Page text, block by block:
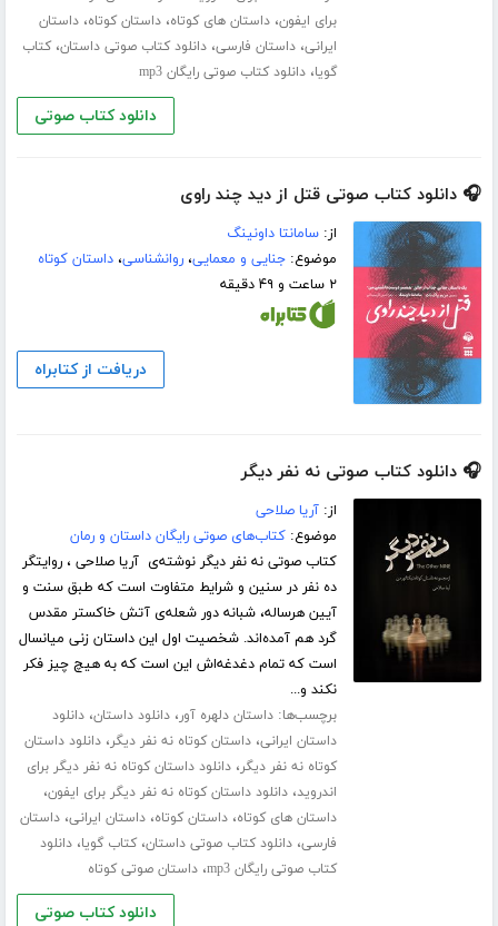
برای ایفون،داستان های کوتاه،داستان کوتاه،داستان
ایرانی،داستان فارسی،دانلود کتاب صوتی داستان،کتاب
گویا،دانلود کتاب صوتی رایگان mp3
دانلود کتاب صوتی
🎧 دانلود کتاب صوتی قتل از دید چند راوی
از:سامانتا داونینگ
موضوع:جنایی و معمایی،روانشناسی،داستان کوتاه
۲ ساعت و ۴۹ دقیقه
دریافت از کتابراه
🎧 دانلود کتاب صوتی نه نفر دیگر
از:آریا صلاحی
موضوع:کتاب‌های صوتی رایگان داستان و رمان
کتاب صوتی نه نفر دیگر نوشته‌ی آریا صلاحی ، روایتگر
ده نفر در سنین و شرایط متفاوت است که طبق سنت و
آیین هرساله، شبانه دور شعله‌ی آتش خاکستر مقدس
گرد هم آمده‌اند. شخصیت اول این داستان زنی میانسال
است که تمام دغدغه‌اش این است که به هیچ چیز فکر
نکند و...
برچسب‌ها:داستان دلهره آور،دانلود داستان،دانلود
داستان ایرانی،داستان کوتاه نه نفر دیگر،دانلود داستان
کوتاه نه نفر دیگر،دانلود داستان کوتاه نه نفر دیگر برای
اندروید،دانلود داستان کوتاه نه نفر دیگر برای ایفون،
داستان های کوتاه،داستان کوتاه،داستان ایرانی،داستان
فارسی،دانلود کتاب صوتی داستان،کتاب گویا،دانلود
کتاب صوتی رایگان mp3
،داستان صوتی کوتاه
دانلود کتاب صوتی